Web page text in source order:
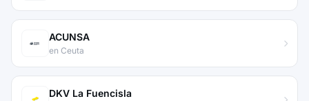
ACUNSA
en Ceuta
DKV La Fuencisla